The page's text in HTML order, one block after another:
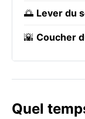
🌅 Lever du
🌇 Coucher
Quel